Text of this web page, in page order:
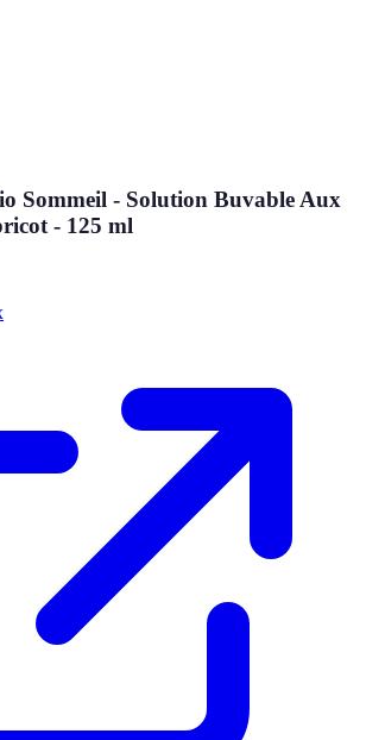
Sommeil - Solution Buvable Aux
- 125 ml